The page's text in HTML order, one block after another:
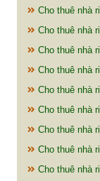
Cho thuê nhà
Cho thuê nhà
Cho thuê nhà
Cho thuê nhà
Cho thuê nhà
Cho thuê nhà
Cho thuê nhà
Cho thuê nhà
Cho thuê nhà